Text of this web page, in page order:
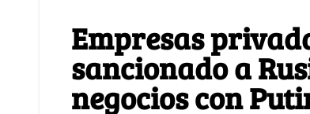
Empresas
sancionado a
negocios con